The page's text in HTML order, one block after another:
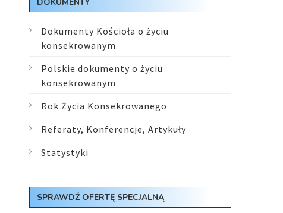
Dokumenty Kościoła o życiu
konsekrowanym
Polskie dokumenty o życiu
konsekrowanym
Rok Życia Konsekrowanego
Referaty, Konferencje, Artykuły
Statystyki
SPRAWDŹ OFERTĘ SPECJALNĄ